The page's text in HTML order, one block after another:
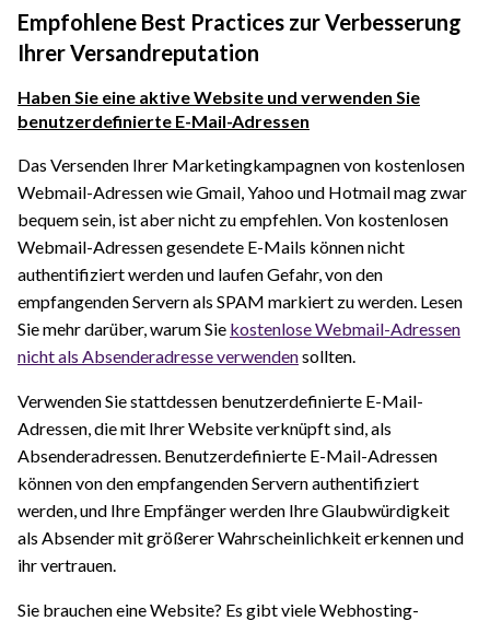
Empfohlene Best Practices zur Verbesserung
Ihrer Versandreputation
Haben Sie eine aktive Website und verwenden Sie
benutzerdefinierte E-Mail-Adressen
Das Versenden Ihrer Marketingkampagnen von kostenlosen
Webmail-Adressen wie Gmail, Yahoo und Hotmail mag zwar
bequem sein, ist aber nicht zu empfehlen. Von kostenlosen
Webmail-Adressen gesendete E-Mails können nicht
authentifiziert werden und laufen Gefahr, von den
empfangenden Servern als SPAM markiert zu werden. Lesen
Sie mehr darüber, warum Sie kostenlose Webmail-Adressen
nicht als Absenderadresse verwendensollten.
Verwenden Sie stattdessen benutzerdefinierte E-Mail-
Adressen, die mit Ihrer Website verknüpft sind, als
Absenderadressen. Benutzerdefinierte E-Mail-Adressen
können von den empfangenden Servern authentifiziert
werden, und Ihre Empfänger werden Ihre Glaubwürdigkeit
als Absender mit größerer Wahrscheinlichkeit erkennen und
ihr vertrauen.
Sie brauchen eine Website? Es gibt viele Webhosting-